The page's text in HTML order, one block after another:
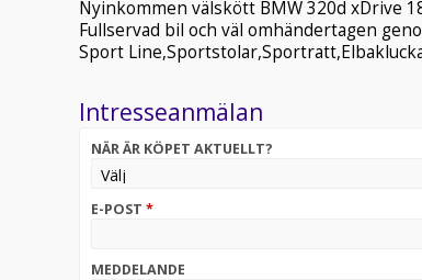
Nyinkommen välskött BMW 320d xDrive
Fullservad bil och väl omhändertagen
Sport
Intresseanmälan
NÄR ÄR KÖPET AKTUELLT?
E-POST *
MEDDELANDE